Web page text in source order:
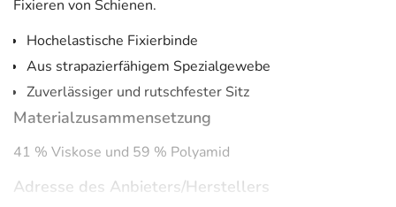
Fixieren von Schienen.
Hochelastische Fixierbinde
Aus strapazierfähigem Spezialgewebe
Zuverlässiger und rutschfester Sitz
Materialzusammensetzung
41 % Viskose und 59 % Polyamid
Adresse des Anbieters/Herstellers